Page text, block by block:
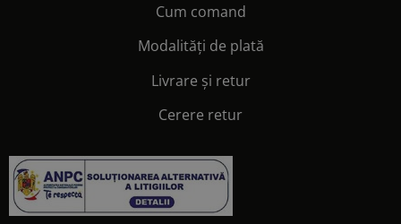
Cum comand
Modalități de plată
Livrare și retur
Cerere retur